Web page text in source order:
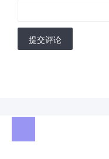
提交评论